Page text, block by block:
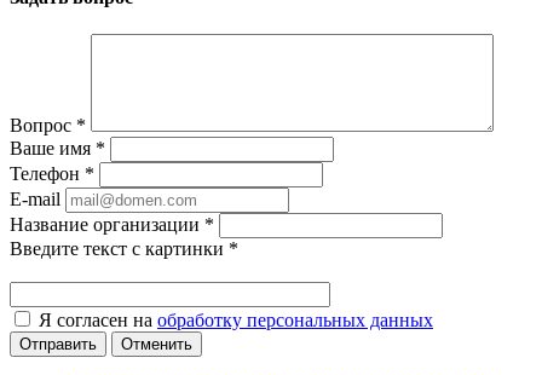
Вопрос *
Ваше имя *
Телефон *
E-mail
Название организации *
Введите текст с картинки *
Я согласен на обработку персональных данных
Отменить